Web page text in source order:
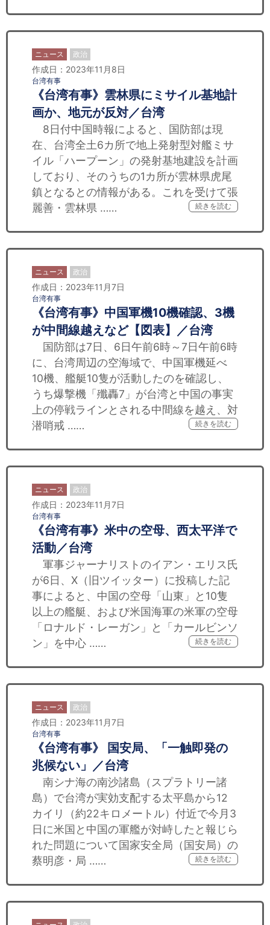
ニュース 政治
作成日：2023年11月8日
台湾有事
《台湾有事》雲林県にミサイル基地計
画か、地元が反対／台湾
8日付中国時報によると、国防部は現
在、台湾全土6カ所で地上発射型対艦ミサ
イル「ハープーン」の発射基地建設を計画
しており、そのうちの1カ所が雲林県虎尾
鎮となるとの情報がある。これを受けて張
麗善・雲林県 ……
続きを読む
ニュース 政治
作成日：2023年11月7日
台湾有事
《台湾有事》中国軍機10機確認、3機
が中間線越えなど【図表】／台湾
国防部は7日、6日午前6時～7日午前6時
に、台湾周辺の空海域で、中国軍機延べ
10機、艦艇10隻が活動したのを確認し、
うち爆撃機「殲轟7」が台湾と中国の事実
上の停戦ラインとされる中間線を越え、対
潜哨戒 ……
続きを読む
ニュース 政治
作成日：2023年11月7日
台湾有事
《台湾有事》米中の空母、西太平洋で
活動／台湾
軍事ジャーナリストのイアン・エリス氏
が6日、X（旧ツイッター）に投稿した記
事によると、中国の空母「山東」と10隻
以上の艦艇、および米国海軍の米軍の空母
「ロナルド・レーガン」と「カールビンソ
ン」を中心 ……
続きを読む
ニュース 政治
作成日：2023年11月7日
台湾有事
《台湾有事》 国安局、「一触即発の
兆候ない」／台湾
南シナ海の南沙諸島（スプラトリー諸
島）で台湾が実効支配する太平島から12
カイリ（約22キロメートル）付近で今月3
日に米国と中国の軍艦が対峙したと報じら
れた問題について国家安全局（国安局）の
蔡明彦・局 ……
続きを読む